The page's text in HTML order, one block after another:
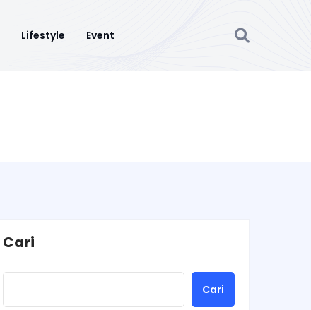
Lifestyle Event
Cari
Cari